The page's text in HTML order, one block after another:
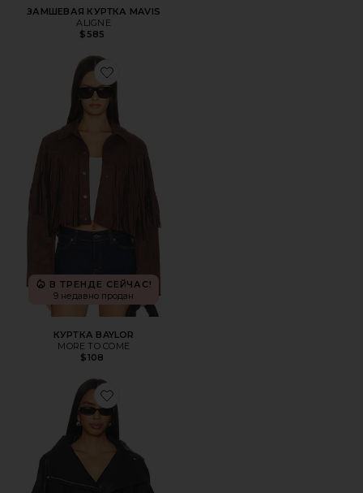
ЗАМШЕВАЯ КУРТКА MAVIS
ALIGNE
$585
Favorite КУРТКА BAYLOR
В ТРЕНДЕ СЕЙЧАС!
9 недавно продан
КУРТКА BAYLOR
MORE TO COME
$108
Favorite КУРТКА RONJA